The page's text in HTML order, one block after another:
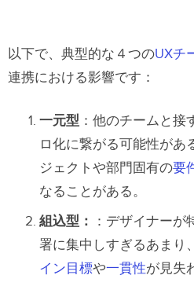
以下で、典型的な４つのUXチ
連携における影響です：
一元型 ：他のチームと接
ロ化に繋がる可能性があ
ジェクトや部門固有の要
なることがある。
組込型：
：デザイナーが
署に集中しすぎるあまり
イン目標や一貫性が見失